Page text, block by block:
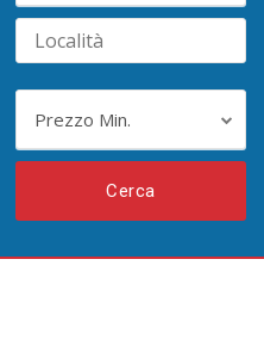
Prezzo Min.
Cerca